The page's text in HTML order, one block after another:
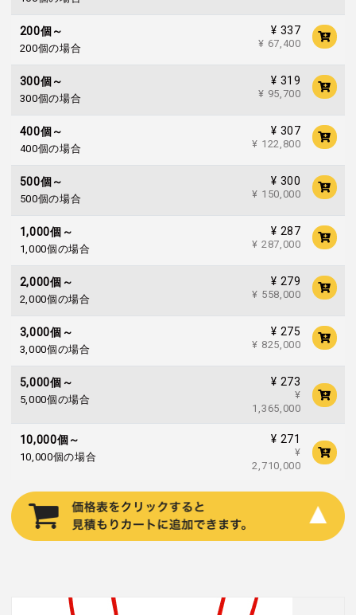
200個～
200個の場合
¥ 337
¥ 67,400
300個～
300個の場合
¥ 319
¥ 95,700
400個～
400個の場合
¥ 307
¥ 122,800
500個～
500個の場合
¥ 300
¥ 150,000
1,000個～
1,000個の場合
¥ 287
¥ 287,000
2,000個～
2,000個の場合
¥ 279
¥ 558,000
3,000個～
3,000個の場合
¥ 275
¥ 825,000
5,000個～
5,000個の場合
¥ 273
¥
1,365,000
10,000個～
10,000個の場合
¥ 271
¥
2,710,000